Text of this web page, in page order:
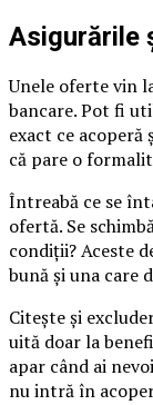
Asigurările
Unele oferte vin
bancare. Pot fi
exact ce acoperă
că pare o
Întreabă ce se
ofertă. Se
condiții? Aceste
bună și una care
Citește și
uită doar la
apar când ai
nu intră în